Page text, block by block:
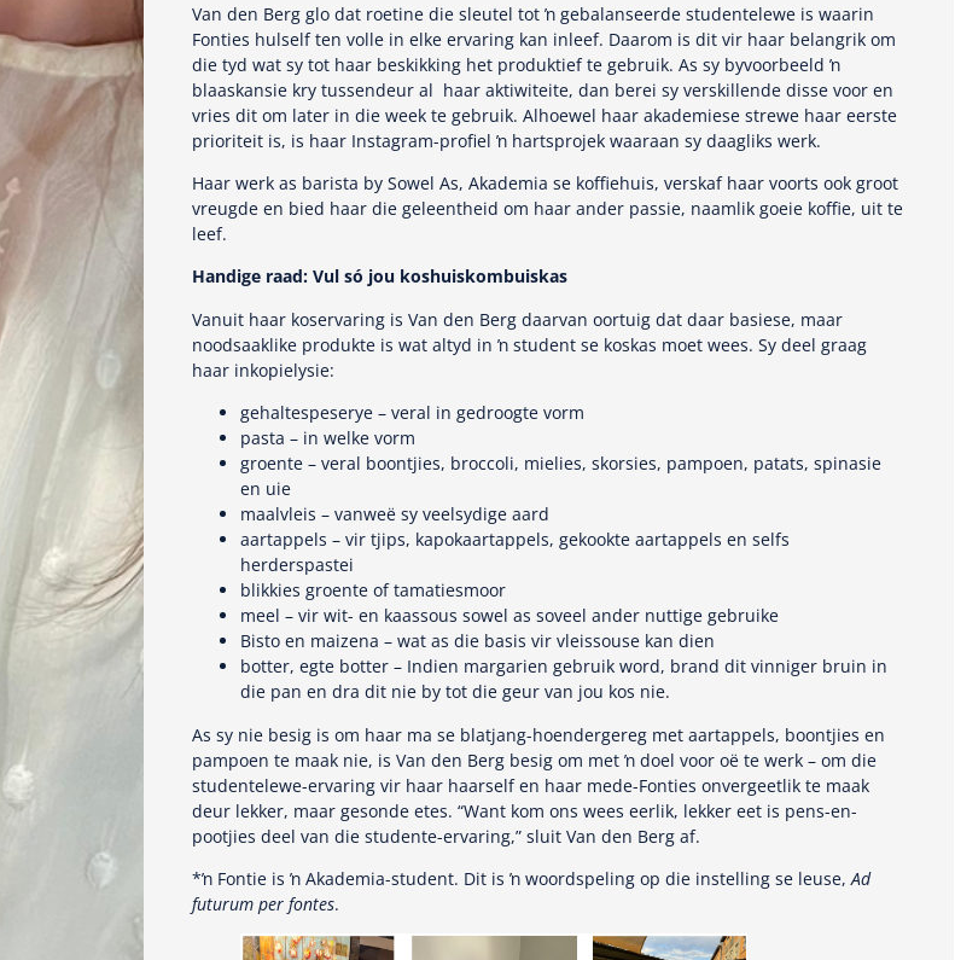
Van den Berg glo dat roetine die sleutel tot ŉ gebalanseerde studentelewe is waarin
Fonties hulself ten volle in elke ervaring kan inleef. Daarom is dit vir haar belangrik om
die tyd wat sy tot haar beskikking het produktief te gebruik. As sy byvoorbeeld ŉ
blaaskansie kry tussendeur al haar aktiwiteite, dan berei sy verskillende disse voor en
vries dit om later in die week te gebruik. Alhoewel haar akademiese strewe haar eerste
prioriteit is, is haar Instagram-profiel ŉ hartsprojek waaraan sy daagliks werk.
Haar werk as barista by Sowel As, Akademia se koffiehuis, verskaf haar voorts ook groot
vreugde en bied haar die geleentheid om haar ander passie, naamlik goeie koffie, uit te
leef.
Handige raad: Vul só jou koshuiskombuiskas
Vanuit haar koservaring is Van den Berg daarvan oortuig dat daar basiese, maar
noodsaaklike produkte is wat altyd in ŉ student se koskas moet wees. Sy deel graag
haar inkopielysie:
gehaltespeserye – veral in gedroogte vorm
pasta – in welke vorm
groente – veral boontjies, broccoli, mielies, skorsies, pampoen, patats, spinasie
en uie
maalvleis – vanweë sy veelsydige aard
aartappels – vir tjips, kapokaartappels, gekookte aartappels en selfs
herderspastei
blikkies groente of tamatiesmoor
meel – vir wit- en kaassous sowel as soveel ander nuttige gebruike
Bisto en maizena – wat as die basis vir vleissouse kan dien
botter, egte botter – Indien margarien gebruik word, brand dit vinniger bruin in
die pan en dra dit nie by tot die geur van jou kos nie.
As sy nie besig is om haar ma se blatjang-hoendergereg met aartappels, boontjies en
pampoen te maak nie, is Van den Berg besig om met ŉ doel voor oë te werk – om die
studentelewe-ervaring vir haar haarself en haar mede-Fonties onvergeetlik te maak
deur lekker, maar gesonde etes. “Want kom ons wees eerlik, lekker eet is pens-en-
pootjies deel van die studente-ervaring,” sluit Van den Berg af.
*ŉ Fontie is ŉ Akademia-student. Dit is ŉ woordspeling op die instelling se leuse,Ad
futurum per fontes.